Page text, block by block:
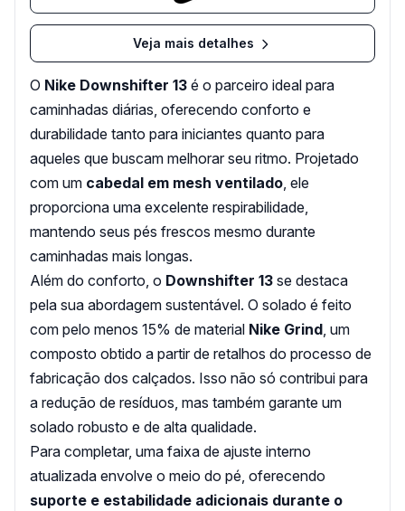
Veja mais detalhes
O Nike Downshifter 13 é o parceiro ideal para
caminhadas diárias, oferecendo conforto e
durabilidade tanto para iniciantes quanto para
aqueles que buscam melhorar seu ritmo. Projetado
com um cabedal em mesh ventilado , ele
proporciona uma excelente respirabilidade,
mantendo seus pés frescos mesmo durante
caminhadas mais longas.
Além do conforto, o Downshifter 13 se destaca
pela sua abordagem sustentável. O solado é feito
com pelo menos 15% de material Nike Grind , um
composto obtido a partir de retalhos do processo de
fabricação dos calçados. Isso não só contribui para
a redução de resíduos, mas também garante um
solado robusto e de alta qualidade.
Para completar, uma faixa de ajuste interno
atualizada envolve o meio do pé, oferecendo
suporte e estabilidade adicionais durante o